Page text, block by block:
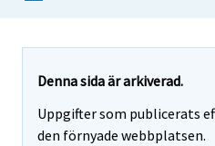
Denna sida är arkiverad.
Uppgifter som publicerats
den förnyade webbplatsen.